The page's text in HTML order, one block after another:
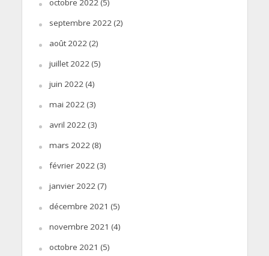
septembre 2022 (2)
août 2022 (2)
juillet 2022 (5)
juin 2022 (4)
mai 2022 (3)
avril 2022 (3)
mars 2022 (8)
février 2022 (3)
janvier 2022 (7)
décembre 2021 (5)
novembre 2021 (4)
octobre 2021 (5)